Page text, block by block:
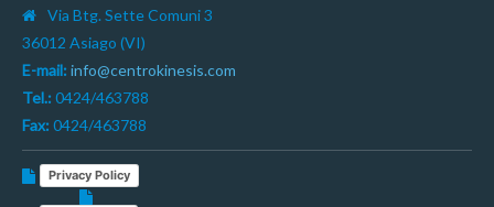
Via Btg. Sette Comuni 3
36012 Asiago (VI)
E-mail: info@centrokinesis.com
Tel.: 0424/463788
Fax: 0424/463788
Privacy Policy